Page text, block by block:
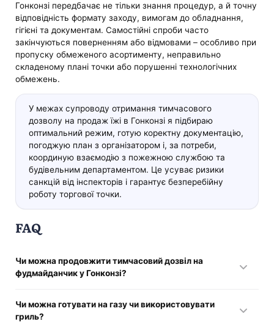
Гонконзі передбачає не тільки знання процедур, а й точну
відповідність формату заходу, вимогам до обладнання,
гігієні та документам. Самостійні спроби часто
закінчуються поверненням або відмовами – особливо при
пропуску обмеженого асортименту, неправильно
складеному плані точки або порушенні технологічних
обмежень.
У межах супроводу отримання тимчасового
дозволу на продаж їжі в Гонконзі я підбираю
оптимальний режим, готую коректну документацію,
погоджую план з організатором і, за потреби,
координую взаємодію з пожежною службою та
будівельним департаментом. Це усуває ризики
санкцій від інспекторів і гарантує безперебійну
роботу торгової точки.
FAQ
Чи можна продовжити тимчасовий дозвіл на
фудмайданчик у Гонконзі?
термін (до семи календарних днів) і не може
продовжуватись. Після завершення ліцензії необхідно
Чи можна готувати на газу чи використовувати
гриль?